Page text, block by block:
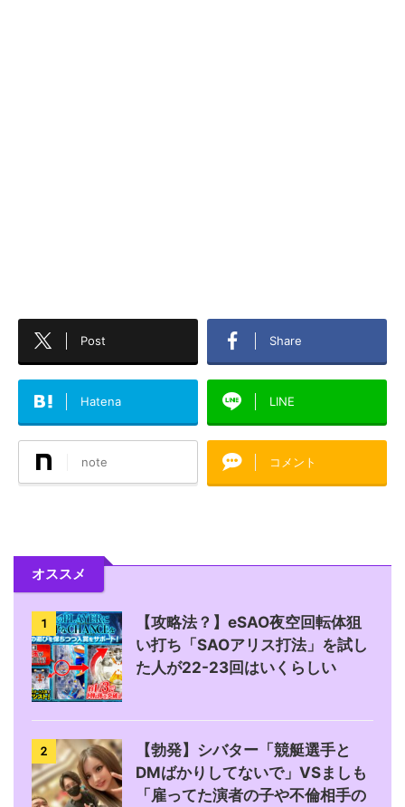
Post Share
Hatena LINE
note コメント
オススメ
1
【攻略法？】eSAO夜空回転体狙
い打ち「SAOアリス打法」を試し
た人が22-23回はいくらしい
2
【勃発】シバター「競艇選手と
DMばかりしてないで」VSましも
「雇ってた演者の子や不倫相手の